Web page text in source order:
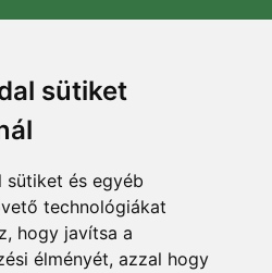
sütiket
sütiket és egyéb
technológiákat
hogy javítsa a
élményét, azzal hogy
összeg felett: 80 EUR
visszaküldés
bármikor visszaküldheti vagy
ot
ültetünk egy fát! Bővebben